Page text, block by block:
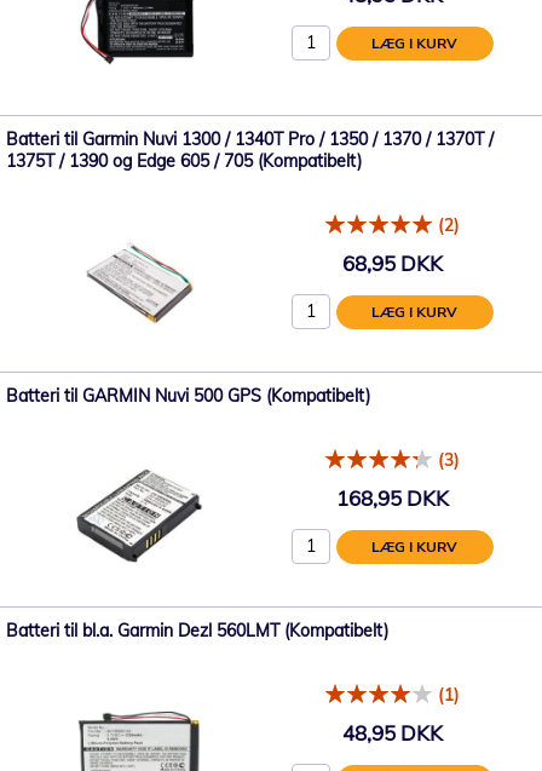
LÆG I KURV
Batteri til Garmin Nuvi 1300 / 1340T Pro / 1350 / 1370 / 1370T /
1375T / 1390 og Edge 605 / 705 (Kompatibelt)
(2)
68,95 DKK
LÆG I KURV
Batteri til GARMIN Nuvi 500 GPS (Kompatibelt)
(3)
168,95 DKK
LÆG I KURV
Batteri til bl.a. Garmin Dezl 560LMT (Kompatibelt)
(1)
48,95 DKK